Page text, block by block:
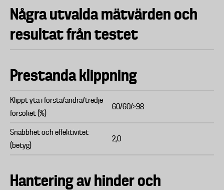
Några utvalda mätvärden och
resultat från testet
Prestanda klippning
Klippt yta i första/andra/tredje
försöket (%)
60/60/>98
Snabbhet och effektivitet
(betyg)
2,0
Hantering av hinder och